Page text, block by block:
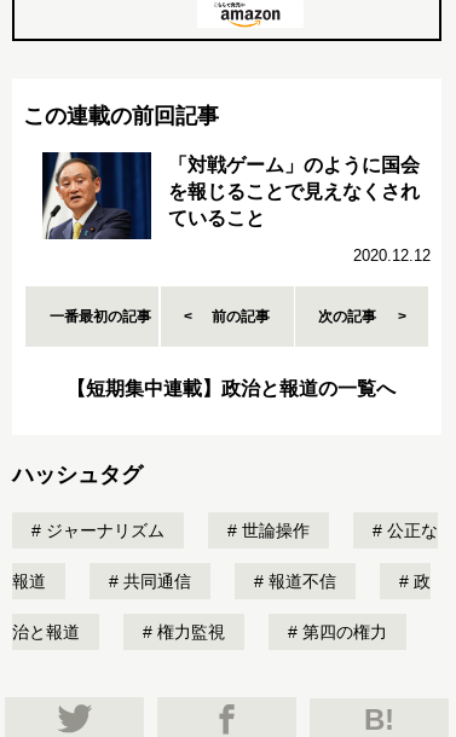
この連載の前回記事
「対戦ゲーム」のように国会
を報じることで見えなくされ
ていること
2020.12.12
一番最初の記事 前の記事 次の記事
【短期集中連載】政治と報道の一覧へ
ハッシュタグ
ジャーナリズム 世論操作 公正な
報道 共同通信 報道不信 政
治と報道 権力監視 第四の権力
B!